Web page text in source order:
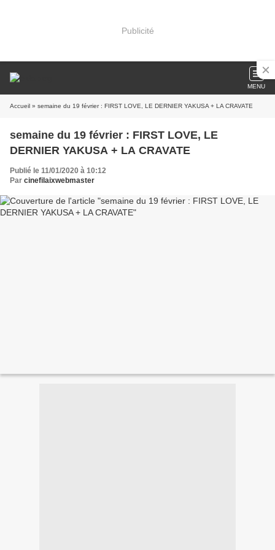
Publicité
MENU
Accueil » semaine du 19 février : FIRST LOVE, LE DERNIER YAKUSA + LA CRAVATE
semaine du 19 février : FIRST LOVE, LE
DERNIER YAKUSA + LA CRAVATE
Publié le 11/01/2020 à 10:12
Par cinefilaixwebmaster